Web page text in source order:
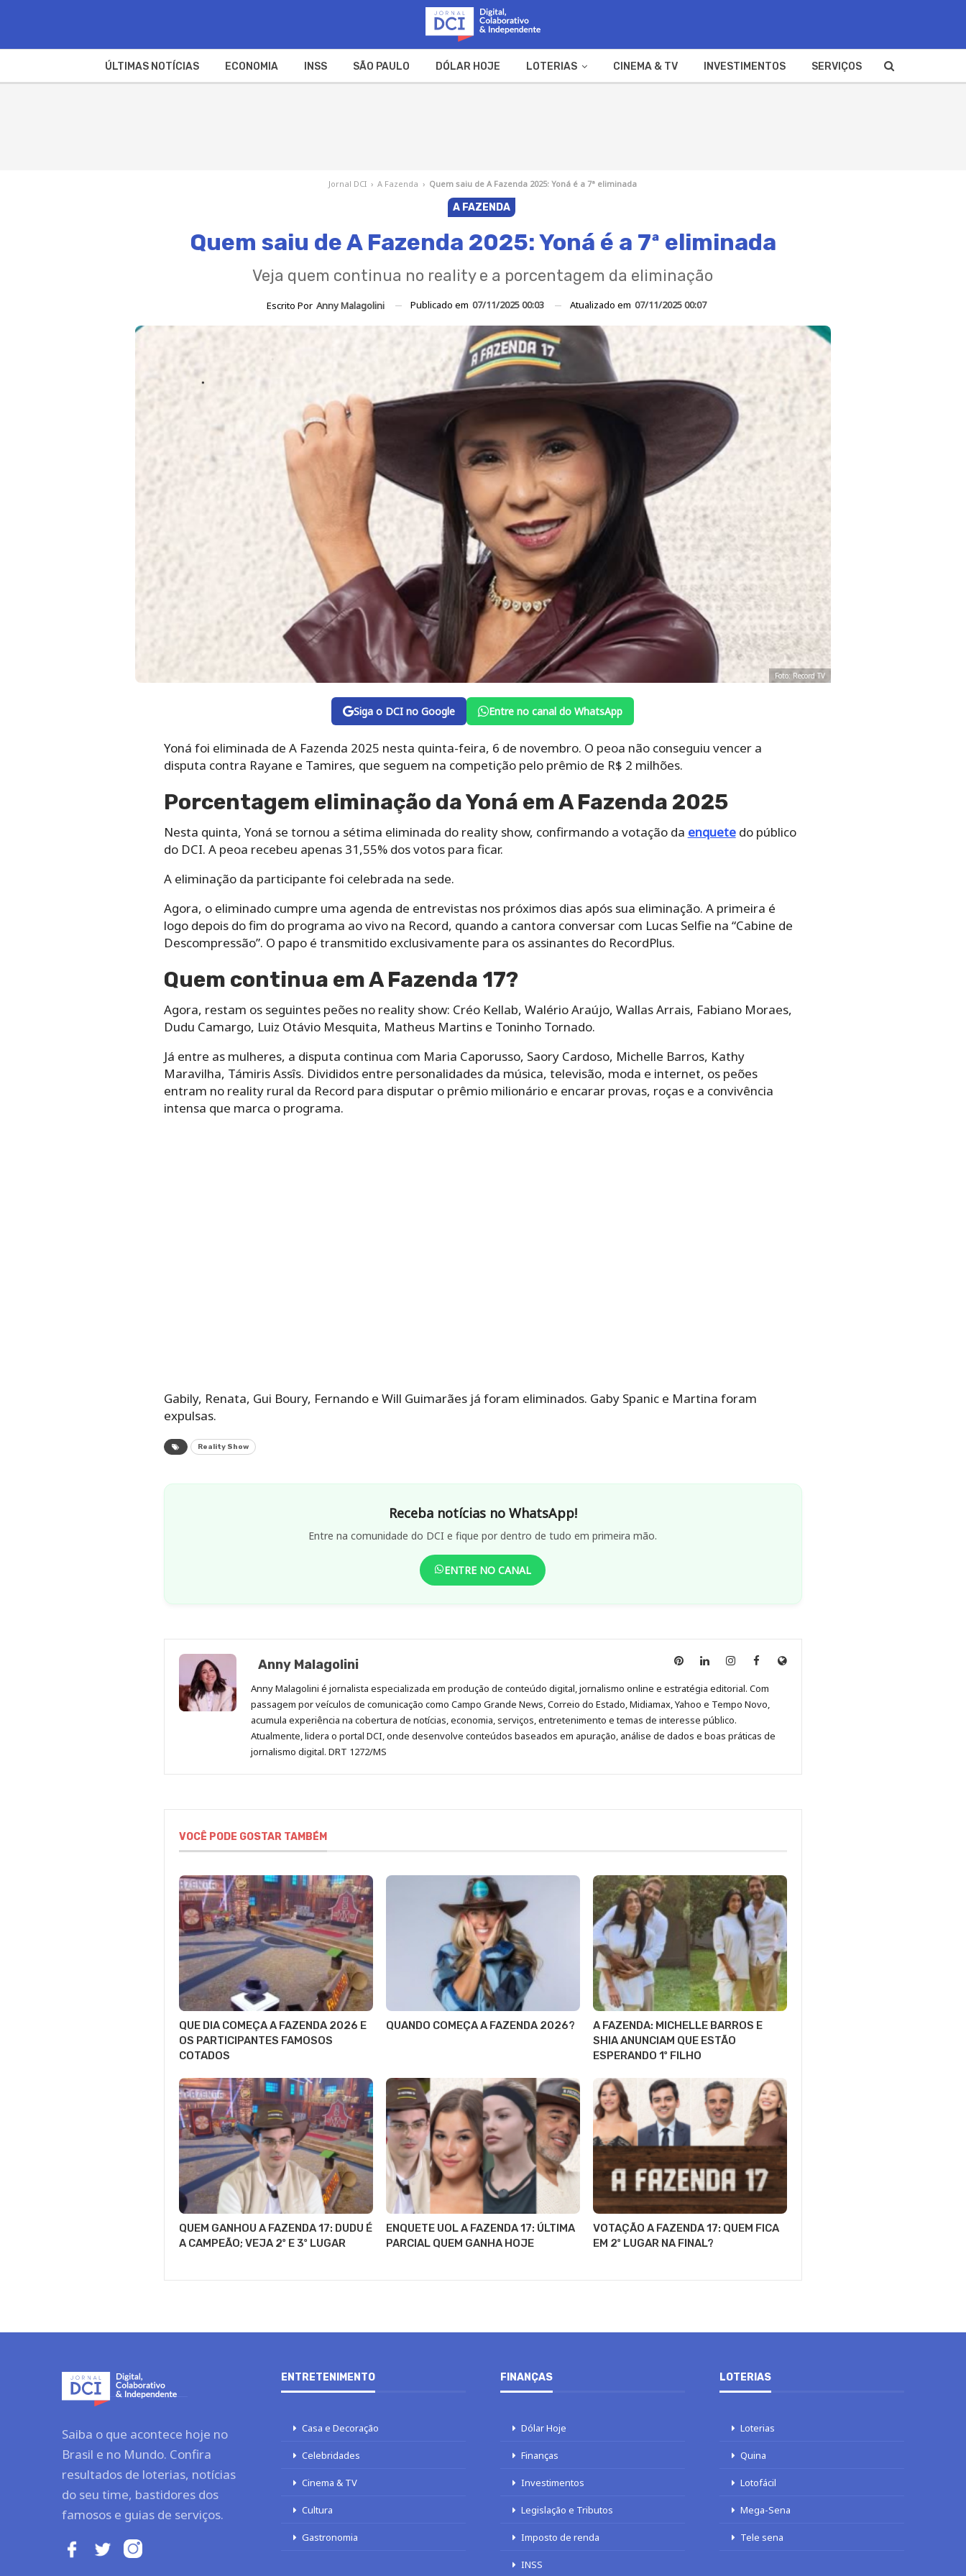
ÚLTIMAS NOTÍCIAS ECONOMIA INSS SÃO PAULO DÓLAR HOJE LOTERIAS CINEMA & TV INVESTIMENTOS SERVIÇOS
Jornal DCI › A Fazenda › Quem saiu de A Fazenda 2025: Yoná é a 7ª eliminada
A FAZENDA
Quem saiu de A Fazenda 2025: Yoná é a 7ª eliminada
Veja quem continua no reality e a porcentagem da eliminação
Escrito Por Anny Malagolini Publicado em 07/11/2025 00:03 Atualizado em 07/11/2025 00:07
Foto: Record TV
Siga o DCI no Google Entre no canal do WhatsApp
Yoná foi eliminada de A Fazenda 2025 nesta quinta-feira, 6 de novembro. O peoa não conseguiu vencer a
disputa contra Rayane e Tamires, que seguem na competição pelo prêmio de R$ 2 milhões.
Porcentagem eliminação da Yoná em A Fazenda 2025
Nesta quinta, Yoná se tornou a sétima eliminada do reality show, confirmando a votação da enquetedo público
do DCI. A peoa recebeu apenas 31,55% dos votos para ficar.
A eliminação da participante foi celebrada na sede.
Agora, o eliminado cumpre uma agenda de entrevistas nos próximos dias após sua eliminação. A primeira é
logo depois do fim do programa ao vivo na Record, quando a cantora conversar com Lucas Selfie na “Cabine de
Descompressão”. O papo é transmitido exclusivamente para os assinantes do RecordPlus.
Quem continua em A Fazenda 17?
Agora, restam os seguintes peões no reality show: Créo Kellab, Walério Araújo, Wallas Arrais, Fabiano Moraes,
Dudu Camargo, Luiz Otávio Mesquita, Matheus Martins e Toninho Tornado.
Já entre as mulheres, a disputa continua com Maria Caporusso, Saory Cardoso, Michelle Barros, Kathy
Maravilha, Támiris Assîs. Divididos entre personalidades da música, televisão, moda e internet, os peões
entram no reality rural da Record para disputar o prêmio milionário e encarar provas, roças e a convivência
intensa que marca o programa.
Gabily, Renata, Gui Boury, Fernando e Will Guimarães já foram eliminados. Gaby Spanic e Martina foram
expulsas.
Reality Show
Receba notícias no WhatsApp!
Entre na comunidade do DCI e fique por dentro de tudo em primeira mão.
ENTRE NO CANAL
Anny Malagolini
Anny
no
Pinterest
Anny
no
LinkedIn
Anny
no
Instagram
Anny
no
Facebook
Site
Anny Malagolini é jornalista especializada em produção de conteúdo digital, jornalismo online e estratégia editorial. Com
passagem por veículos de comunicação como Campo Grande News, Correio do Estado, Midiamax, Yahoo e Tempo Novo,
acumula experiência na cobertura de notícias, economia, serviços, entretenimento e temas de interesse público.
Atualmente, lidera o portal DCI, onde desenvolve conteúdos baseados em apuração, análise de dados e boas práticas de
jornalismo digital. DRT 1272/MS
VOCÊ PODE GOSTAR TAMBÉM
QUE DIA COMEÇA A FAZENDA 2026 E
OS PARTICIPANTES FAMOSOS
COTADOS
QUANDO COMEÇA A FAZENDA 2026?
A FAZENDA: MICHELLE BARROS E
SHIA ANUNCIAM QUE ESTÃO
ESPERANDO 1º FILHO
QUEM GANHOU A FAZENDA 17: DUDU É
A CAMPEÃO; VEJA 2º E 3º LUGAR
ENQUETE UOL A FAZENDA 17: ÚLTIMA
PARCIAL QUEM GANHA HOJE
VOTAÇÃO A FAZENDA 17: QUEM FICA
EM 2º LUGAR NA FINAL?
Saiba o que acontece hoje no
Brasil e no Mundo. Confira
resultados de loterias, notícias
do seu time, bastidores dos
famosos e guias de serviços.
ENTRETENIMENTO
Casa e Decoração
Celebridades
Cinema & TV
Cultura
Gastronomia
FINANÇAS
Dólar Hoje
Finanças
Investimentos
Legislação e Tributos
Imposto de renda
INSS
LOTERIAS
Loterias
Quina
Lotofácil
Mega-Sena
Tele sena